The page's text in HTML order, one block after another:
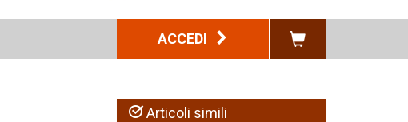
ACCEDI
Articoli simili